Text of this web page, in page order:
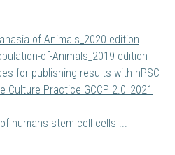
of Animals_2020 edition
of-Animals_2019 edition
for-publishing-results with hPSC
Culture Practice GCCP 2.0_2021
humans stem cell cells ...